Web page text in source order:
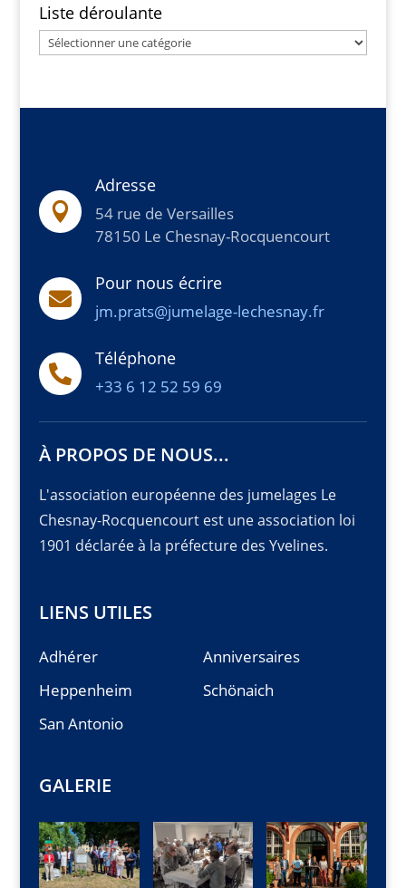
Liste déroulante
Liste

Adresse
54 rue de Versailles
78150 Le Chesnay-Rocquencourt

Pour nous écrire
jm.prats@jumelage-lechesnay.fr

Téléphone
+33 6 12 52 59 69
À PROPOS DE NOUS...
L'association européenne des jumelages Le
Chesnay-Rocquencourt est une association loi
1901 déclarée à la préfecture des Yvelines.
LIENS UTILES
Adhérer
Anniversaires
Heppenheim
Schönaich
San Antonio
GALERIE